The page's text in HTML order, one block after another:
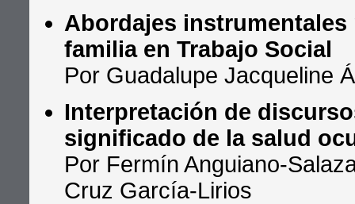
Abordajes
familia en Trabajo Social
Por Guadalupe Jacqueline
Interpretación de
significado de la salud
Por Fermín Anguiano-
Cruz García-Lirios